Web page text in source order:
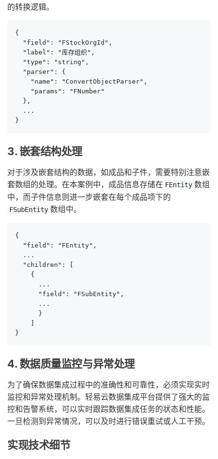
的转换逻辑。
{
  "field": "FStockOrgId",
  "label": "库存组织",
  "type": "string",
  "parser": {
    "name": "ConvertObjectParser",
    "params": "FNumber"
  },
  ...
}
3. 嵌套结构处理
对于涉及嵌套结构的数据，如成品和子件，需要特别注意嵌
套数组的处理。在本案例中，成品信息存储在 FEntity 数组
中，而子件信息则进一步嵌套在每个成品项下的
FSubEntity 数组中。
{
  "field": "FEntity",
  ...
  "children": [
    {
      ...
      "field": "FSubEntity",
      ...
      }
    ]
}
4. 数据质量监控与异常处理
为了确保数据集成过程中的准确性和可靠性，必须实现实时
监控和异常处理机制。轻易云数据集成平台提供了强大的监
控和告警系统，可以实时跟踪数据集成任务的状态和性能。
一旦检测到异常情况，可以及时进行错误重试或人工干预。
实现技术细节